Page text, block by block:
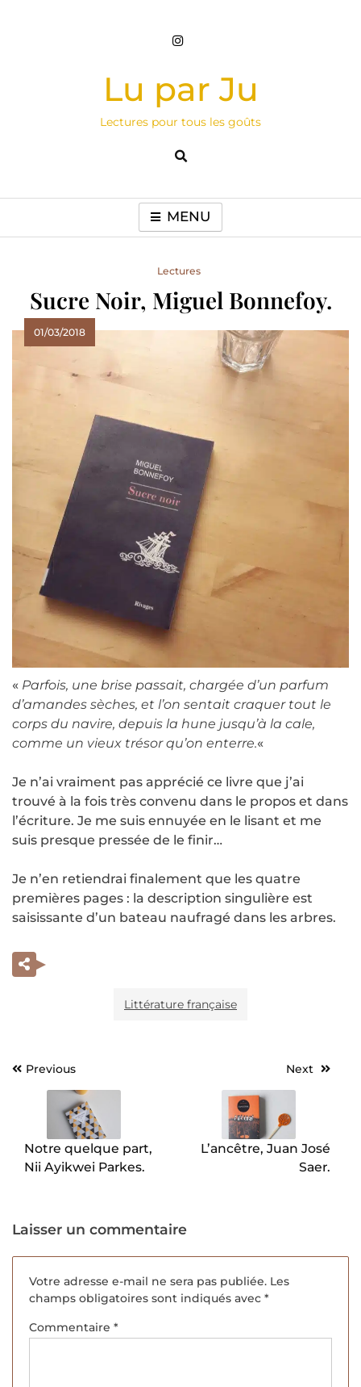
Lu par Ju
Lectures pour tous les goûts
MENU
Lectures
Sucre Noir, Miguel Bonnefoy.
01/03/2018
« Parfois, une brise passait, chargée d’un parfum
d’amandes sèches, et l’on sentait craquer tout le
corps du navire, depuis la hune jusqu’à la cale,
comme un vieux trésor qu’on enterre.«
Je n’ai vraiment pas apprécié ce livre que j’ai
trouvé à la fois très convenu dans le propos et dans
l’écriture. Je me suis ennuyée en le lisant et me
suis presque pressée de le finir…
Je n’en retiendrai finalement que les quatre
premières pages : la description singulière est
saisissante d’un bateau naufragé dans les arbres.
Littérature française
Navigation
l’article
Previous
Notre quelque part,
Nii Ayikwei Parkes.
Next
L’ancêtre, Juan José
Saer.
Laisser un commentaire
Votre adresse e-mail ne sera pas publiée. Les
champs obligatoires sont indiqués avec *
Commentaire *